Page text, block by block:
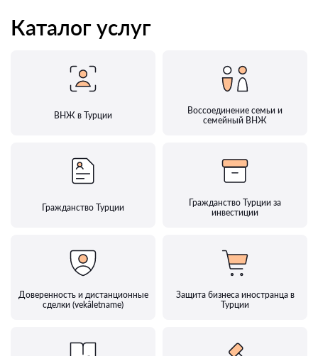
Каталог услуг
ВНЖ в Турции
Воссоединение семьи и
семейный ВНЖ
Гражданство Турции
Гражданство Турции за
инвестиции
Доверенность и дистанционные
сделки (vekâletname)
Защита бизнеса иностранца в
Турции